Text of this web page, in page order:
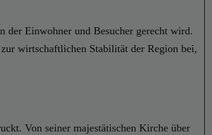
der Einwohner und Besucher gerecht wird.
wirtschaftlichen Stabilität der Region bei,
Von seiner majestätischen Kirche über